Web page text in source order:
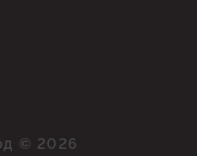
© 2026